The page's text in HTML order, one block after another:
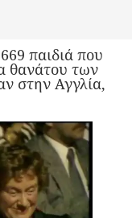
παιδιά που
θανάτου των
στην Αγγλία,